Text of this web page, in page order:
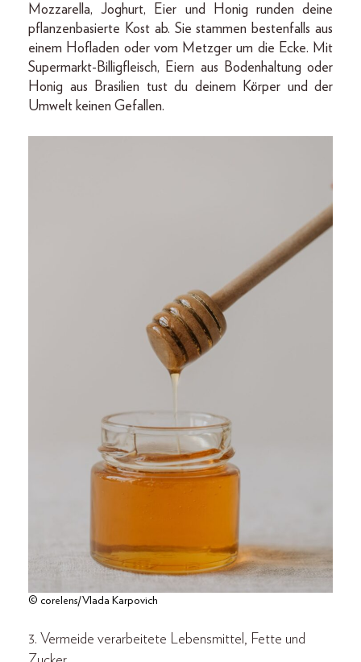
Mozzarella, Joghurt, Eier und Honig runden deine
pflanzenbasierte Kost ab. Sie stammen bestenfalls aus
einem Hofladen oder vom Metzger um die Ecke. Mit
Supermarkt-Billigfleisch, Eiern aus Bodenhaltung oder
Honig aus Brasilien tust du deinem Körper und der
Umwelt keinen Gefallen.
© corelens/Vlada Karpovich
3. Vermeide verarbeitete Lebensmittel, Fette und